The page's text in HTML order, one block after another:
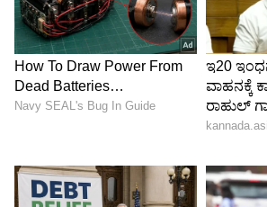
ನೀಡಿದರು.
ಯಾವುದೇ ದೌರ್ಜನ್ಯ ಪ್ರಕರಣವನ್ನು 6
ಇತ್ಯರ್ಥಪಡಿಸಬೇಕು. ವಾದ ಮಾಡಲು
ಪ್ರಭಾವ ಬೀರದ ಪರಿಸ್ಥಿತಿ
ಅಧಿಕಾರಿಗಳನ್ನು ಹೆಚ್ಚಿನ ಸಂಖ್ಯೆಯಲ್ಲಿ